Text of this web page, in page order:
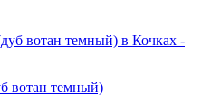
вотан темный)